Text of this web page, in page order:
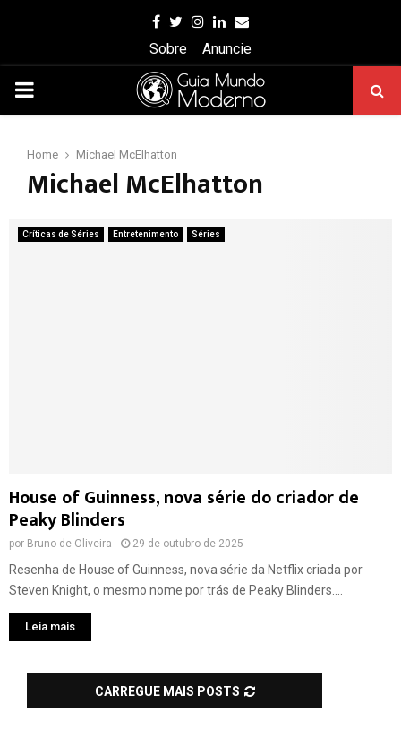
Facebook
Twitter
Instagram
Linkedin
Email
Sobre
Anuncie
PRIMARY
Home Michael McElhatton
Michael McElhatton
Críticas de Séries Entretenimento Séries
House of Guinness, nova série do criador de
Peaky Blinders
por Bruno de Oliveira 29 de outubro de 2025
Resenha de House of Guinness, nova série da Netflix criada por
Steven Knight, o mesmo nome por trás de Peaky Blinders....
Leia mais
CARREGUE MAIS POSTS